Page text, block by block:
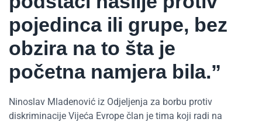
pojedinca ili grupe, bez
obzira na to šta je
početna namjera bila.”
Ninoslav Mladenović iz Odjeljenja za borbu protiv
diskriminacije Vijeća Evrope član je tima koji radi na